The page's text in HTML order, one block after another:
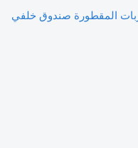
المقطورة صندوق خلفي